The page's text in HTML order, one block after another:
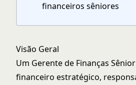
financeiros sêniores
Visão Geral
Um Gerente de Finanças
financeiro estratégico,